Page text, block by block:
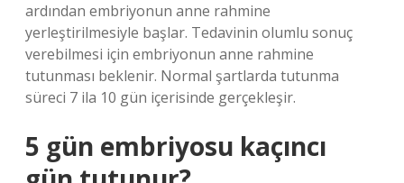
ardından embriyonun anne rahmine
yerleştirilmesiyle başlar. Tedavinin olumlu sonuç
verebilmesi için embriyonun anne rahmine
tutunması beklenir. Normal şartlarda tutunma
süreci 7 ila 10 gün içerisinde gerçekleşir.
5 gün embriyosu kaçıncı